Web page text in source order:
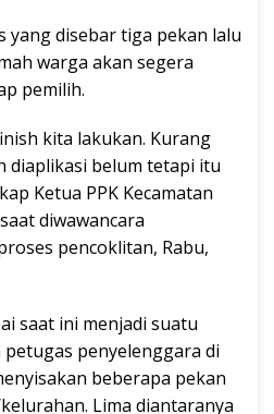
yang disebar tiga pekan lalu
warga akan segera
pemilih.
kita lakukan. Kurang
diaplikasi belum tetapi itu
Ketua PPK Kecamatan
diwawancara
pencoklitan, Rabu,
saat ini menjadi suatu
penyelenggara di
beberapa pekan
Lima diantaranya